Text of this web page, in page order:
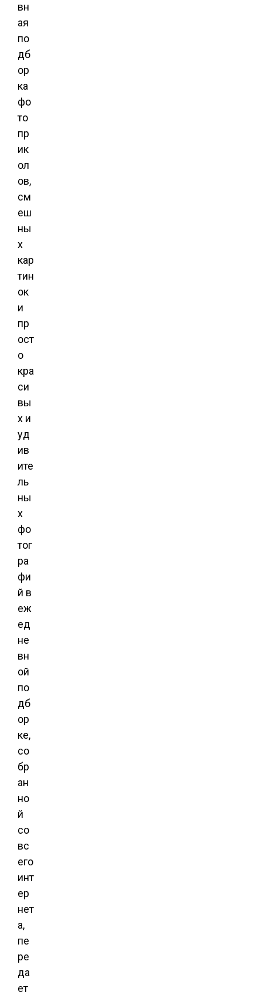
вн
ая
по
дб
ор
ка
фо
то
пр
ик
ол
ов,
см
еш
ны
х
кар
тин
ок
и
пр
ост
о
кра
си
вы
х и
уд
ив
ите
ль
ны
х
фо
тог
ра
фи
й в
еж
ед
не
вн
ой
по
дб
ор
ке,
со
бр
ан
но
й
со
вс
его
инт
ер
нет
а,
пе
ре
да
ет